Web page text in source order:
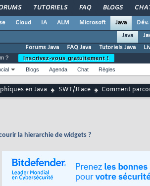
TUTORIELS FAQ BLOGS
Cloud IA ALM Microsoft Java
Java
Forums Java
FAQ Java Tutoriels Java
?
Inscrivez-vous gratuitement !
Blogs Agenda Chat Règles
en Java SWT/JFace Comment
la hierarchie de widgets ?